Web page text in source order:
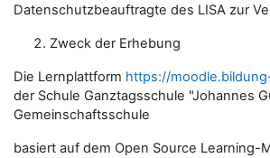
Datenschutzbeauftragte des LISA zur
Zweck der Erhebung
Die Lernplattform https://
der Schule Ganztagsschule "Johannes
Gemeinschaftsschule
basiert auf dem Open Source Learning-